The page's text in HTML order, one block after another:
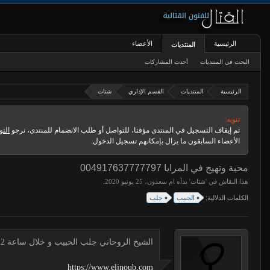
الرئيسية المنتديات القسم الإداري شتات
تنويه:
تم إيقاف التسجيل في المنتدى مؤقتا، للتواصل أو طلب الانضمام للمنتدى، نرجو
الأعضاء السابقون ما يزال بإمكانهم تسجيل الدخول.
محبة وتهيج في المرايا 004917637777797
هذا النقاش في 'شتات' بدأه ام سعدون،
الكلمات الدلالية: الحبيب جلب
الشيخ الروحاني جلب الحبيب و خلال ساعة 00491634511222 لجلب الحبيب
https://www.eljnoub.com
الرئيسية المنتديات
البحث في المنتديات أحدث المشاركات
الأعضاء